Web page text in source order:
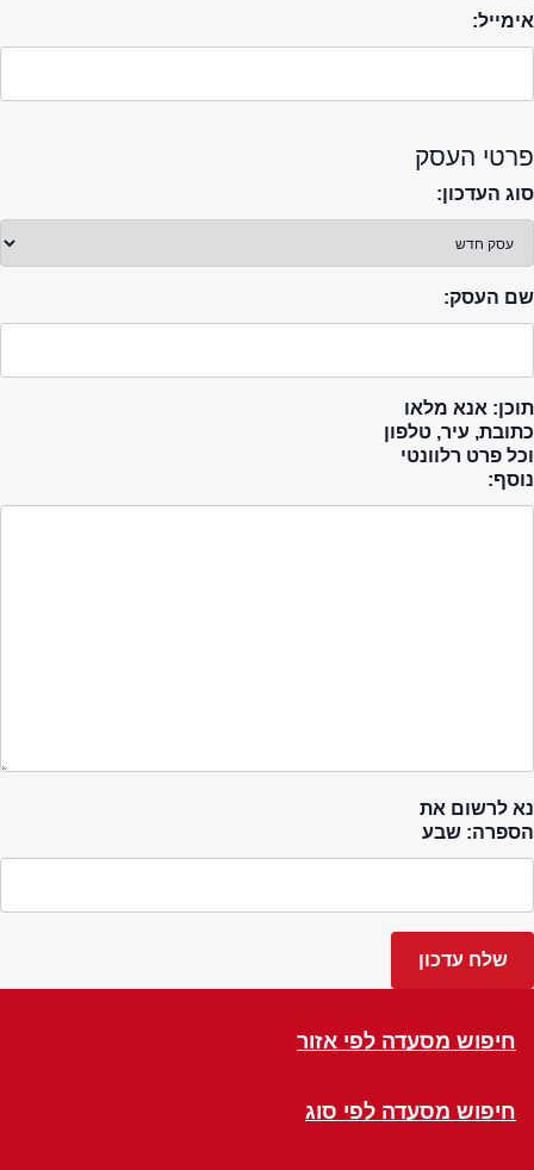
אימייל:
פרטי העסק
סוג העדכון:
שם העסק:
תוכן: אנא מלאו
כתובת, עיר, טלפון
וכל פרט רלוונטי
נוסף:
נא לרשום את
הספרה: שבע
חיפוש מסעדה לפי אזור
חיפוש מסעדה לפי סוג